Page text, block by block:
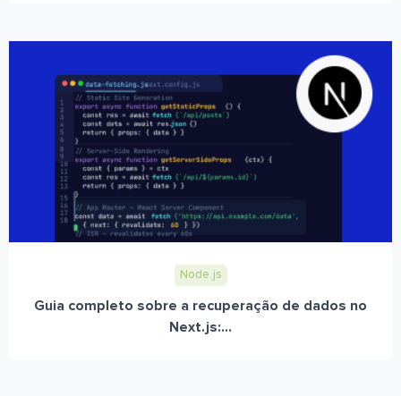
Node.js
Guia completo sobre a recuperação de dados no
Next.js:...